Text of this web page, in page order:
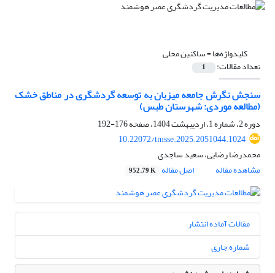
کلیدواژه‌ها =ساکنین محلی
تعداد مقالات: 1
سنجش نگرش جامعه میزبان به توسعه‌ گردشگری در مناطق خشک
(مطالعه موردی: شهرستان طبس)
دوره 2، شماره 1، اردیبهشت 1404، صفحه
176-192
10.22072/tmsse.2025.2051044.1024
محمدرضا رضایی، سعید ساجدی
مشاهده مقاله
اصل مقاله 952.79 K
مقالات آماده انتشار
شماره جاری